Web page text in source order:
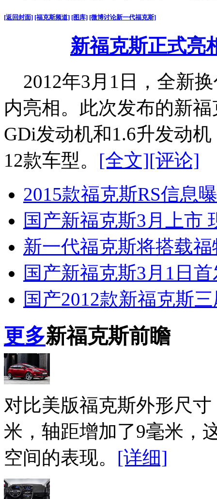
[返回封面] [福克斯频道] [图库] [微博讨论新一代福克斯]
新福克斯正式亮
2012年3月1日，全新
内亮相。此次发布的新
GDi发动机和1.6升发动
12款车型。 [全文][评论]
2015款福克斯RS信息
国产新福克斯3月上市
新一代福克斯将搭载
国产新福克斯3月1日
国产2012款新福克斯
更多新福克斯前瞻
对比美版福克斯外形尺
米，轴距增加了9毫米，
空间的表现。 [详细]